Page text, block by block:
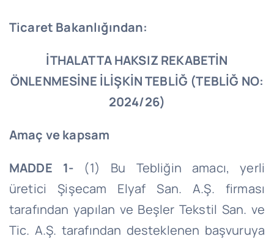
Ticaret Bakanlığından:
İTHALATTA HAKSIZ REKABETİN
ÖNLENMESİNE İLİŞKİN TEBLİĞ (TEBLİĞ NO:
2024/26)
Amaç ve kapsam
MADDE 1- (1) Bu Tebliğin amacı, yerli
üreticiŞişecam Elyaf San. A.Ş. firması
tarafından yapılan ve Beşler Tekstil San. ve
Tic. A.Ş. tarafından desteklenen başvuruya